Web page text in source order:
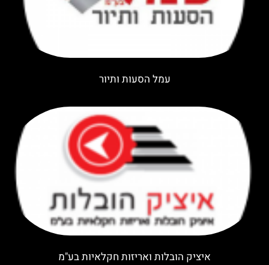
עמל הסעות ותיור
איציק הובלות ואריזות חקלאיות בע"מ